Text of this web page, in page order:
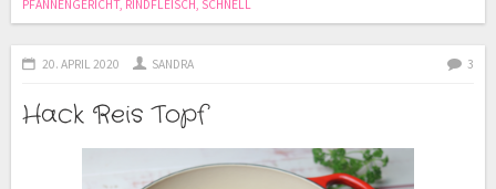
PFANNENGERICHT, RINDFLEISCH, SCHNELL
20. APRIL 2020 SANDRA 3
Hack Reis Topf